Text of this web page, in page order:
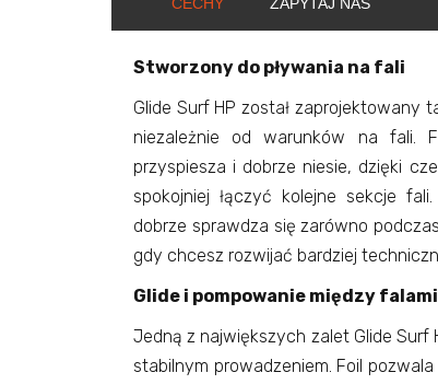
CECHY ZAPYTAJ NAS
Stworzony do pływania na fali
Glide Surf HP został
niezależnie od warunków na fali.
przyspiesza i dobrze niesie, dzięki
spokojniej łączyć kolejne sekcje
dobrze sprawdza się zarówno
gdy chcesz rozwijać bardziej
Glide i pompowanie między falami
Jedną z największych zalet Glide
stabilnym prowadzeniem. Foil